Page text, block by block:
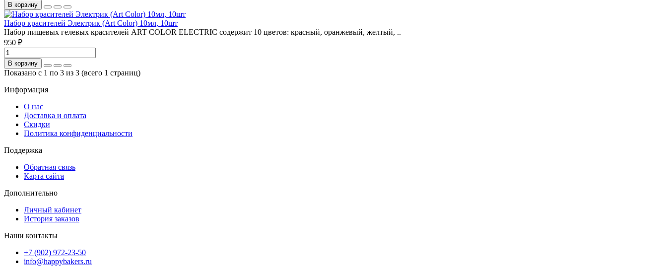
В корзину
Набор красителей Электрик (Art Color) 10мл, 10шт
Набор пищевых гелевых красителей ART COLOR ELECTRIC содержит 10 цветов: красный, оранжевый, желтый, ..
950 ₽
В корзину
Показано с 1 по 3 из 3 (всего 1 страниц)
Информация
О нас
Доставка и оплата
Скидки
Политика конфиденциальности
Поддержка
Обратная связь
Карта сайта
Дополнительно
Личный кабинет
История заказов
Наши контакты
+7 (902) 972-23-50
info@happybakers.ru